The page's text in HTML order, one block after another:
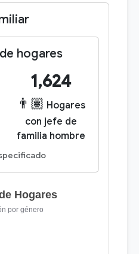
hogares
1,624
👨🏽 Hogares
con jefe de
familia hombre